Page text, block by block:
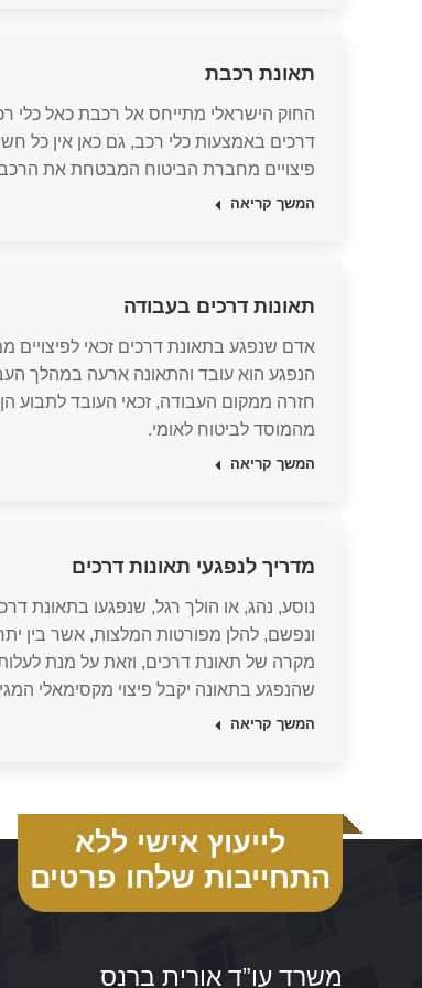
תאונת רכבת
החוק הישראלי מתייחס אל רכבת כאל כלי
דרכים באמצעות כלי רכב, גם כאן אין כל
פיצויים מחברת הביטוח המבטחת את
המשך קריאה
תאונות דרכים בעבודה
אדם שנפגע בתאונת דרכים זכאי
הנפגע הוא עובד והתאונה ארעה במהלך
חזרה ממקום העבודה, זכאי העובד לתבוע
מהמוסד לביטוח לאומי.
המשך קריאה
מדריך לנפגעי תאונות דרכים
נוסע, נהג, או הולך רגל, שנפגעו בתאונת
ונפשם, להלן מפורטות המלצות, אשר בין
מקרה של תאונת דרכים, וזאת על מנת
שהנפגע בתאונה יקבל פיצוי מקסימאלי
המשך קריאה
לייעוץ אישי ללא
התחייבות שלחו פרטים
משרד עו”ד אורית ברנס